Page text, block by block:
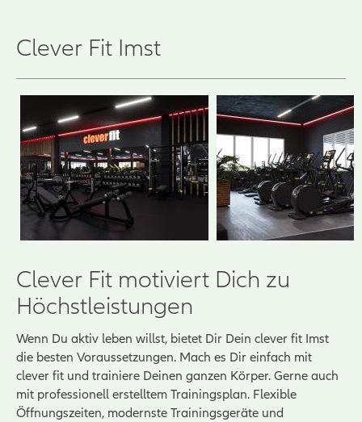
Clever Fit Imst
Clever Fit motiviert Dich zu
Höchstleistungen
Wenn Du aktiv leben willst, bietet Dir Dein clever fit Imst
die besten Voraussetzungen. Mach es Dir einfach mit
clever fit und trainiere Deinen ganzen Körper. Gerne auch
mit professionell erstelltem Trainingsplan. Flexible
Öffnungszeiten, modernste Trainingsgeräte und